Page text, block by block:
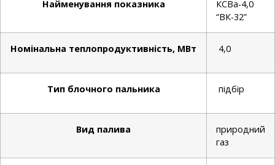
Найменування показника
КСВа-4,0
“ВК-32”
Номінальна теплопродуктивність, МВт 4,0
Тип блочного пальника підбір
Вид палива
природний
газ